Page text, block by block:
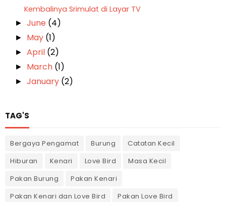
Kembalinya Srimulat di Layar TV
►June (4)
► May (1)
►April (2)
► March (1)
►January (2)
TAG'S
Bergaya Pengamat Burung
Catatan Kecil
Hiburan
Kenari Love Bird
Masa Kecil
Pakan Burung
Pakan Kenari
Pakan Kenari dan Love Bird
Pakan Love Bird